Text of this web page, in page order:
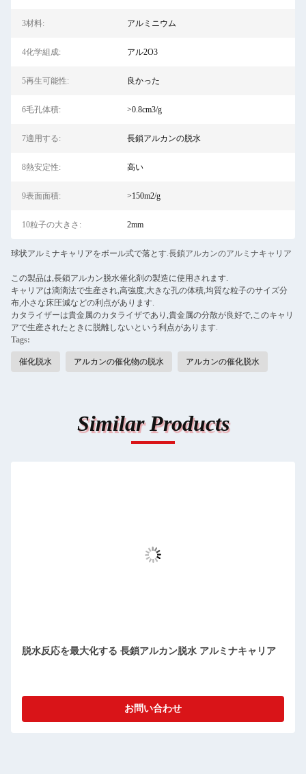
3材料: アルミニウム
4化学組成: アル2O3
5再生可能性: 良かった
6毛孔体積: >0.8cm3/g
7適用する: 長鎖アルカンの脱水
8熱安定性: 高い
9表面面積: >150m2/g
10粒子の大きさ: 2mm
球状アルミナキャリアをボール式で落とす.長鎖アルカンのアルミナキャリア
この製品は,長鎖アルカン脱水催化剤の製造に使用されます.
キャリアは滴滴法で生産され,高強度,大きな孔の体積,均質な粒子のサイズ分
布,小さな床圧減などの利点があります.
カタライザーは貴金属のカタライザであり,貴金属の分散が良好で,このキャリ
アで生産されたときに脱離しないという利点があります.
Tags:
催化脱水 アルカンの催化物の脱水 アルカンの催化脱水
Similar Products
脱水反応を最大化する 長鎖アルカン脱水 アルミナキャリア
お問い合わせ